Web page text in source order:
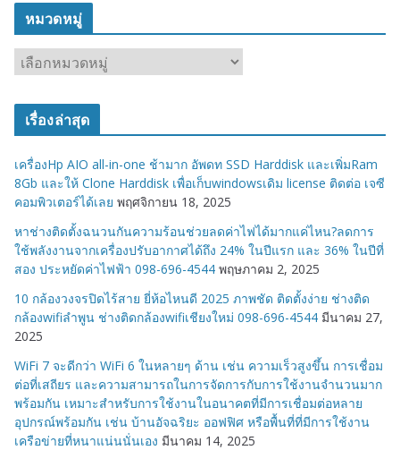
หมวดหมู่
ม
ว
มู่
เรื่องล่าสุด
เครื่องHp AIO all-in-one ช้ามาก อัพดท SSD Harddisk และเพิ่มRam
8Gb และให้ Clone Harddisk เพื่อเก็บwindowsเดิม license ติดต่อ เจซี
คอมพิวเตอร์ได้เลย พฤศจิกายน 18, 2025
หาช่างติดตั้งฉนวนกันความร้อนช่วยลดค่าไฟได้มากแค่ไหน?ลดการ
ใช้พลังงานจากเครื่องปรับอากาศได้ถึง 24% ในปีแรก และ 36% ในปีที่
สอง ประหยัดค่าไฟฟ้า 098-696-4544 พฤษภาคม 2, 2025
10 กล้องวงจรปิดไร้สาย ยี่ห้อไหนดี 2025 ภาพชัด ติดตั้งง่าย ช่างติด
กล้องwifiลำพูน ช่างติดกล้องwifiเชียงใหม่ 098-696-4544 มีนาคม 27,
2025
WiFi 7 จะดีกว่า WiFi 6 ในหลายๆ ด้าน เช่น ความเร็วสูงขึ้น การเชื่อม
ต่อที่เสถียร และความสามารถในการจัดการกับการใช้งานจำนวนมาก
พร้อมกัน เหมาะสำหรับการใช้งานในอนาคตที่มีการเชื่อมต่อหลาย
อุปกรณ์พร้อมกัน เช่น บ้านอัจฉริยะ ออฟฟิศ หรือพื้นที่ที่มีการใช้งาน
เครือข่ายที่หนาแน่นนั่นเอง มีนาคม 14, 2025